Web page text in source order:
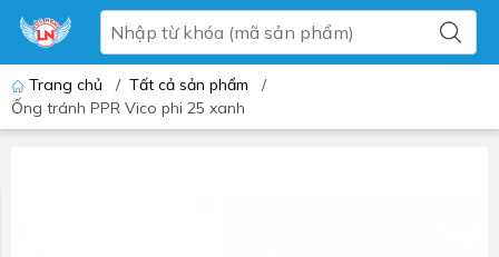
Trang chủ / Tất cả sản phẩm
/
Ống tránh PPR Vico phi 25 xanh